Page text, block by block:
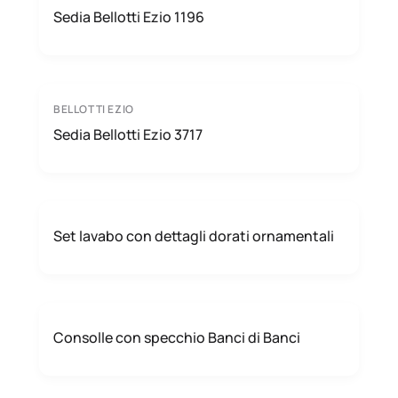
Sedia Bellotti Ezio 1196
BELLOTTI EZIO
Sedia Bellotti Ezio 3717
Set lavabo con dettagli dorati ornamentali
Consolle con specchio Banci di Banci